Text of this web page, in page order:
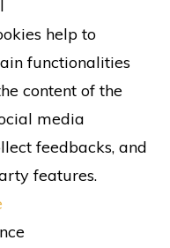
help to
functionalities
content of the
media
feedbacks, and
features.